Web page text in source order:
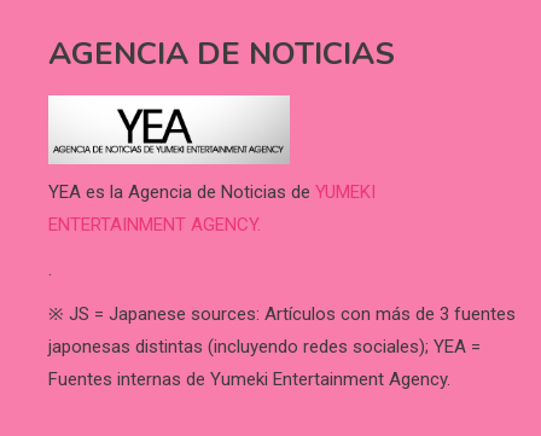
AGENCIA DE NOTICIAS
YEA es la Agencia de Noticias de YUMEKI
ENTERTAINMENT AGENCY.
.
※ JS = Japanese sources: Artículos con más de 3 fuentes
japonesas distintas (incluyendo redes sociales); YEA =
Fuentes internas de Yumeki Entertainment Agency.